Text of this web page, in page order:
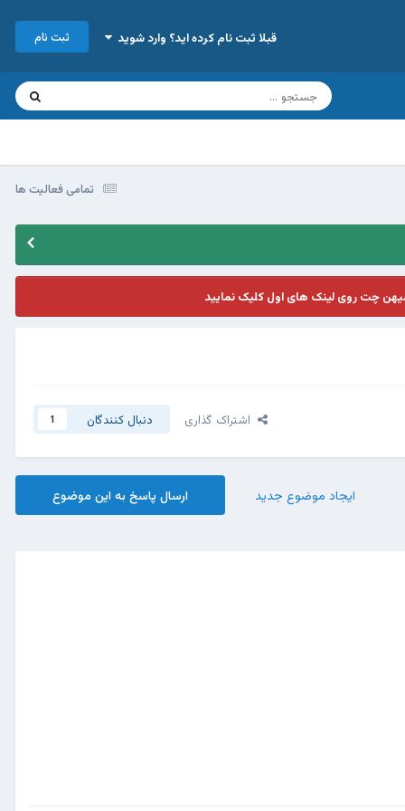
قبلا ثبت نام کرده اید؟ وارد شوید ثبت نام
تمامی فعالیت ها
چت روی لینک های اول کلیک نمایید
اشتراک گذاری دنبال کنندگان 1
ارسال پاسخ به این موضوع ایجاد موضوع جدید